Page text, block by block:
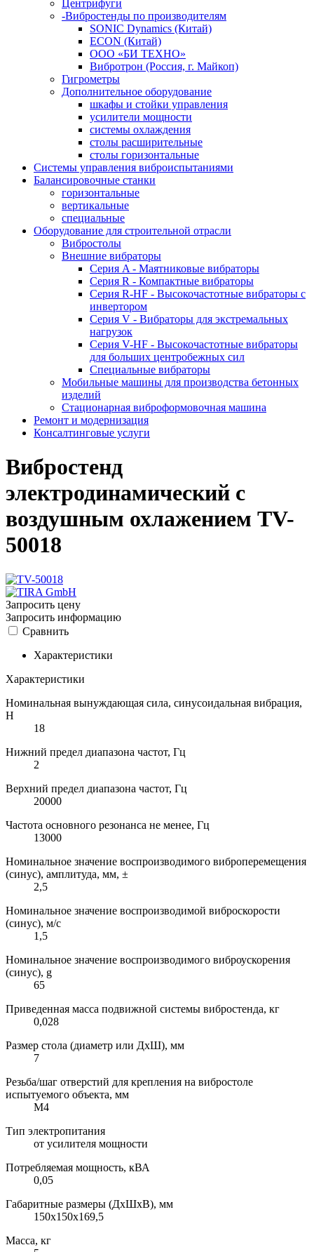
Центрифуги
-Вибростенды по производителям
SONIC Dynamics (Китай)
ECON (Китай)
ООО «БИ ТЕХНО»
Вибротрон (Россия, г. Майкоп)
Гигрометры
Дополнительное оборудование
шкафы и стойки управления
усилители мощности
системы охлаждения
столы расширительные
столы горизонтальные
Системы управления виброиспытаниями
Балансировочные станки
горизонтальные
вертикальные
специальные
Оборудование для строительной отрасли
Вибростолы
Внешние вибраторы
Серия A - Маятниковые вибраторы
Серия R - Компактные вибраторы
Серия R-HF - Высокочастотные вибраторы с
инвертором
Серия V - Вибраторы для экстремальных
нагрузок
Серия V-HF - Высокочастотные вибраторы
для больших центробежных сил
Специальные вибраторы
Мобильные машины для производства бетонных
изделий
Стационарная виброформовочная машина
Ремонт и модернизация
Консалтинговые услуги
Вибростенд
электродинамический с
воздушным охлажением TV-
50018
Запросить цену
Запросить информацию
Сравнить
Характеристики
Характеристики
Номинальная вынуждающая сила, синусоидальная вибрация,
H
18
Нижний предел диапазона частот, Гц
2
Верхний предел диапазона частот, Гц
20000
Частота основного резонанса не менее, Гц
13000
Номинальное значение воспроизводимого виброперемещения
(синус), амплитуда, мм, ±
2,5
Номинальное значение воспроизводимой виброскорости
(синус), м/с
1,5
Номинальное значение воспроизводимого виброускорения
(синус), g
65
Приведенная масса подвижной системы вибростенда, кг
0,028
Размер стола (диаметр или ДхШ), мм
7
Резьба/шаг отверстий для крепления на вибростоле
испытуемого объекта, мм
M4
Тип электропитания
от усилителя мощности
Потребляемая мощность, кВА
0,05
Габаритные размеры (ДхШхВ), мм
150х150х169,5
Масса, кг